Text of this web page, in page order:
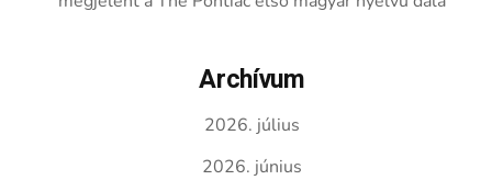
Archívum
2026. július
2026. június